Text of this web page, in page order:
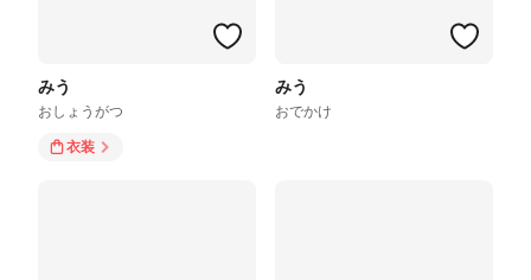
みう
おしょうがつ
衣装
みう
おでかけ